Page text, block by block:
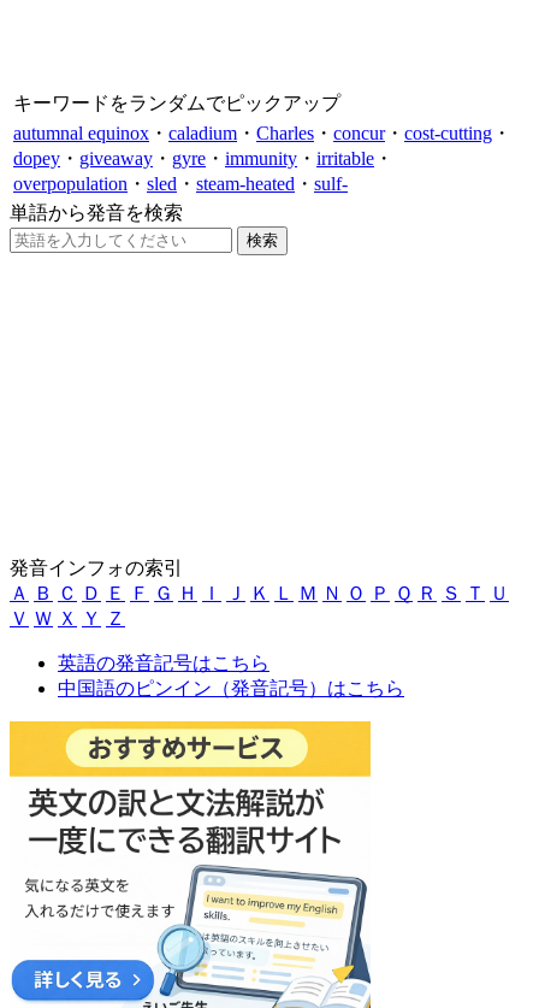
キーワードをランダムでピックアップ
autumnal equinox ・ caladium ・ Charles ・ concur・ cost-cutting ・
dopey ・ giveaway ・ gyre ・ immunity ・ irritable ・
overpopulation ・ sled ・ steam-heated ・ sulf-
単語から発音を検索
発音インフォの索引
Ａ
Ｂ Ｃ Ｄ Ｅ Ｆ Ｇ Ｈ Ｉ Ｊ Ｋ Ｌ Ｍ Ｎ Ｏ Ｐ Ｑ Ｒ Ｓ Ｔ
Ｕ
Ｖ Ｗ Ｘ Ｙ Ｚ
英語の発音記号はこちら
中国語のピンイン（発音記号）はこちら